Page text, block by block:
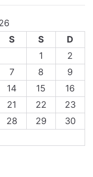
S S
D
1
2
7 8
9
14 15
16
21 22
23
28 29
30